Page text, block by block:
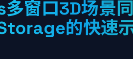
窗口3D场景
的快速